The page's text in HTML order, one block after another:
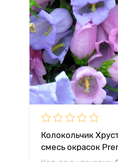
Колокольчик
смесь окрасок